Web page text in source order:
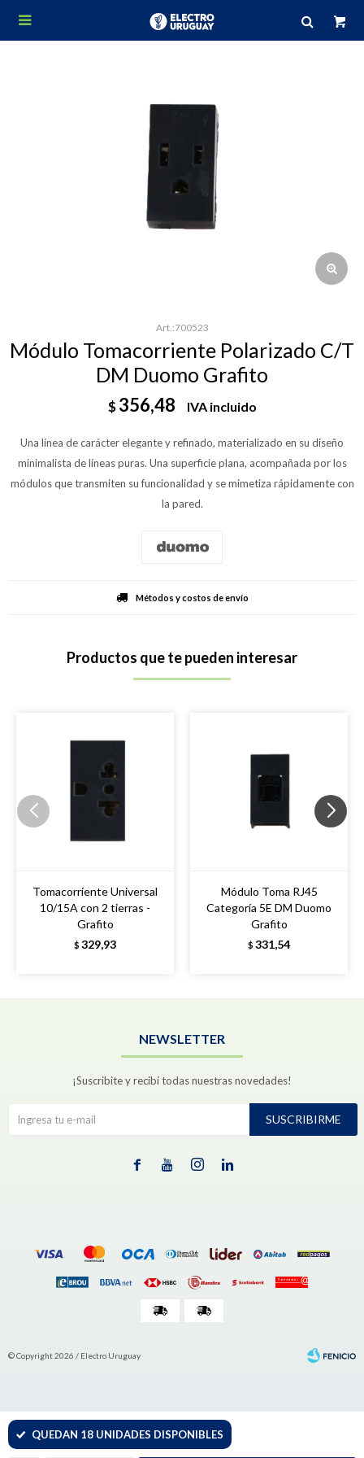

700523
Módulo Tomacorriente Polarizado C/T
DM Duomo Grafito
$ 356,48 IVA incluido
Una línea de carácter elegante y refinado, materializado en su diseño
minimalista de líneas puras. Una superficie plana, acompañada por los
módulos que transmiten su funcionalidad y se mimetiza rápidamente con
la pared.
QUEDAN 18 UNIDADES DISPONIBLES
Métodos y costos de envío
Productos que te pueden interesar
Tomacorriente Universal
10/15A con 2 tierras -
Grafito
$ 329,93
Módulo Toma RJ45
Categoría 5E DM Duomo
Grafito
$ 331,54
NEWSLETTER
¡Suscribite y recibí todas nuestras novedades!
SUSCRIBIRME
   
© Copyright 2026 / Electro Uruguay